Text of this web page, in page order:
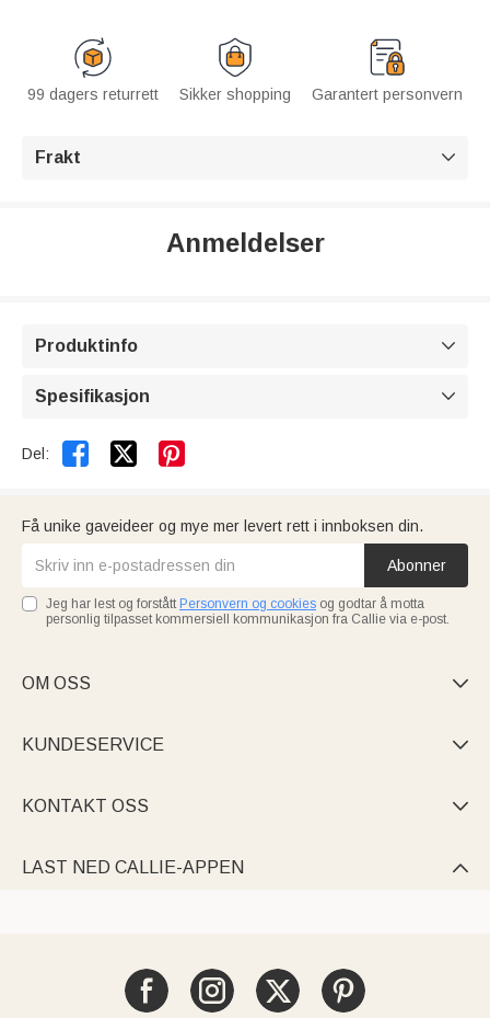
99 dagers returrett Sikker shopping Garantert personvern
Frakt 
Anmeldelser
Produktinfo 
Spesifikasjon 
Del:  
Få unike gaveideer og mye mer levert rett i innboksen din.
Abonner
Jeg har lest og forstått Personvern og cookies og godtar å motta
personlig tilpasset kommersiell kommunikasjon fra Callie via e-post.
OM OSS 
KUNDESERVICE 
KONTAKT OSS 
LAST NED CALLIE-APPEN 